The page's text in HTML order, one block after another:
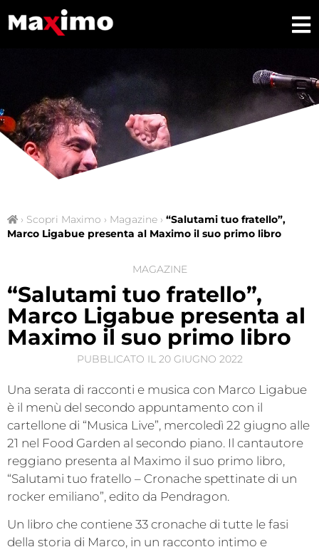
› Scopri Maximo › Magazine › “Salutami tuo fratello”,
Marco Ligabue presenta al Maximo il suo primo libro
MAGAZINE
“Salutami tuo fratello”,
Marco Ligabue presenta al
Maximo il suo primo libro
PUBBLICATO IL 20 GIUGNO 2022
Una serata di racconti e musica con Marco Ligabue
è il menù del secondo appuntamento con il
cartellone di “Musica Live”, mercoledì 22 giugno alle
21 nel Food Garden al secondo piano. Il cantautore
reggiano presenta al Maximo il suo primo libro,
“Salutami tuo fratello – Cronache spettinate di un
rocker emiliano”, edito da Pendragon.
Un libro che contiene 33 cronache di tutte le fasi
della storia di Marco, in un racconto intimo e